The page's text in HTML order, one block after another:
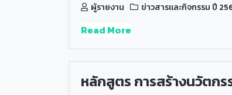
ผู้รายงาน ข่าวสารและกิจกรรม ปี
Read More
หลักสูตร การสร้างนวัตก